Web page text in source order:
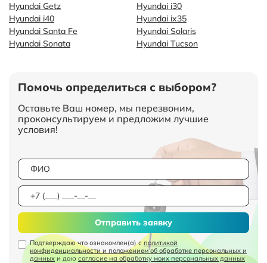
Hyundai Getz
Hyundai i30
Hyundai i40
Hyundai ix35
Hyundai Santa Fe
Hyundai Solaris
Hyundai Sonata
Hyundai Tucson
Помочь определиться с выбором?
Оставьте Ваш номер, мы перезвоним,
проконсультируем и предложим лучшие
условия!
Подтверждаю что ознакомлен(а) сполитикой
конфиденциальности и положением об обработке персональных и
данных и даю согласие на обработку моих персональных данных
Отправить заявку